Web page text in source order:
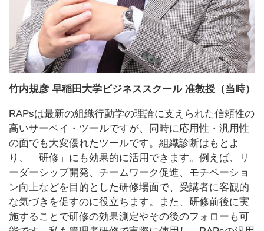
竹内規彦 早稲田大学ビジネススクール 准教授（当時）
RAPsは最新の組織行動学の理論に支えられた信頼性の
高いサーベイ・ツールですが、同時に応用性・汎用性
の面でも大変優れたツールです。組織診断はもとよ
り、「研修」にも効果的に活用できます。例えば、リ
ーダーシップ開発、チームワーク促進、モチベーショ
ン向上などを目的とした研修場面で、受講者に客観的
な気づきを促すのに役立ちます。また、研修前後に実
施することで研修の効果測定やその後のフォローも可